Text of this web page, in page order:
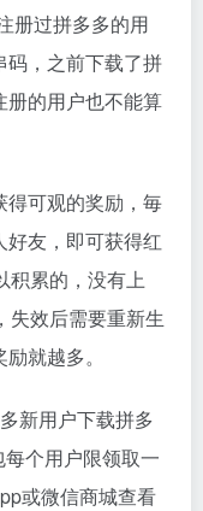
册过拼多多的用
码，之前下载了拼
册的用户也不能算
得可观的奖励，毎
友，即可获得红
积累的，没有上
失效后需要重新生
就越多。
新用户下载拼多
个用户限领取一
或微信商城查看